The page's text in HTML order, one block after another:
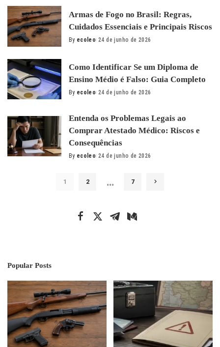
Armas de Fogo no Brasil: Regras,
Cuidados Essenciais e Principais Riscos
Posted
By ecoleo 24 de junho de 2026
Como Identificar Se um Diploma de
Ensino Médio é Falso: Guia Completo
Posted
By ecoleo 24 de junho de 2026
Entenda os Problemas Legais ao
Comprar Atestado Médico: Riscos e
Consequências
Posted
By ecoleo 24 de junho de 2026
1 2 … 7
Popular Posts